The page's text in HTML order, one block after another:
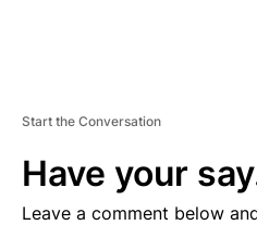
Start the Conversation
Have your
Leave a comment below